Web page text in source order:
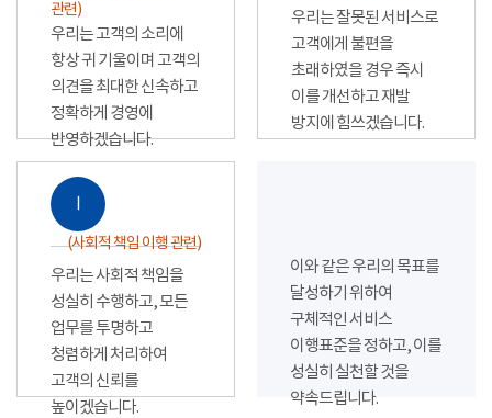
관련)
우리는 고객의 소리에
항상 귀 기울이며 고객의
의견을 최대한 신속하고
정확하게 경영에
반영하겠습니다.
우리는 잘못된 서비스로
고객에게 불편을
초래하였을 경우 즉시
이를 개선하고 재발
방지에 힘쓰겠습니다.
Ⅰ
(사회적 책임 이행 관련)
우리는 사회적 책임을
성실히 수행하고, 모든
업무를 투명하고
청렴하게 처리하여
고객의 신뢰를
높이겠습니다.
이와 같은 우리의 목표를
달성하기 위하여
구체적인 서비스
이행표준을 정하고, 이를
성실히 실천할 것을
약속드립니다.